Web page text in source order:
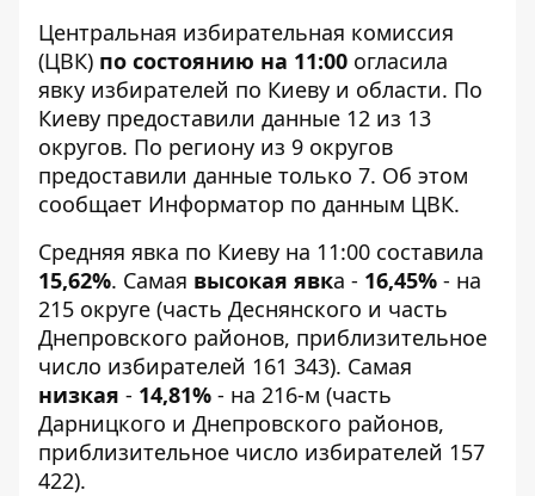
Центральная избирательная комиссия
(ЦВК) по состоянию на 11:00 огласила
явку избирателей по Киеву и области. По
Киеву предоставили данные 12 из 13
округов. По региону из 9 округов
предоставили данные только 7. Об этом
сообщает Информатор по данным ЦВК.
Средняя явка по Киеву на 11:00 составила
15,62%. Самая высокая явка - 16,45% - на
215 округе (часть Деснянского и часть
Днепровского районов, приблизительное
число избирателей 161 343). Самая
низкая - 14,81% - на 216-м (часть
Дарницкого и Днепровского районов,
приблизительное число избирателей 157
422).